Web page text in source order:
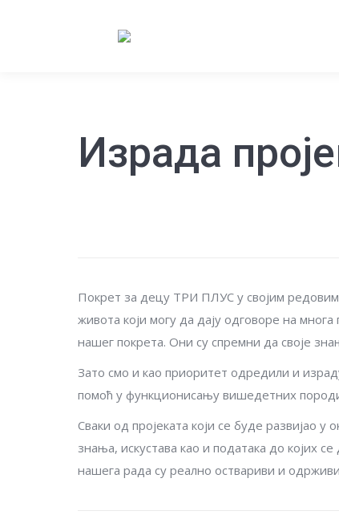
Израда
Покрет за децу ТРИ ПЛУС у својим
живота који могу да дају одговоре на
нашег покрета. Они су спремни да своје
Зато смо и као приоритет одредили и
помоћ у функционисању вишедетних
Сваки од пројеката који се буде развијао
знања, искустава као и података до којих
нашега рада су реално оствариви и